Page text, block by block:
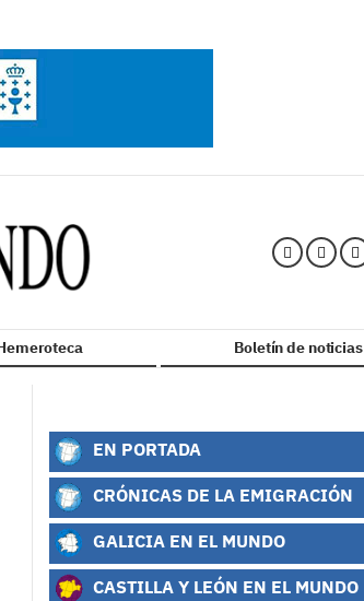
Boletín de noticias
EN PORTADA
CRÓNICAS DE LA EMIGRACIÓN
GALICIA EN EL MUNDO
CASTILLA Y LEÓN EN EL MUNDO